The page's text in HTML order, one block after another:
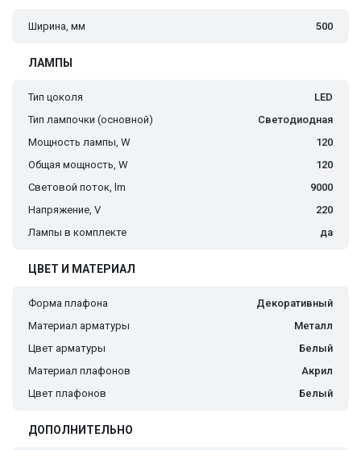
Ширина, мм 500
ЛАМПЫ
Тип цоколя
LED
Тип лампочки (основной)
Светодиодная
Мощность лампы, W
120
Общая мощность, W
120
Световой поток, lm
9000
Напряжение, V
220
Лампы в комплекте
да
ЦВЕТ И МАТЕРИАЛ
Форма плафона
Декоративный
Материал арматуры
Металл
Цвет арматуры
Белый
Материал плафонов
Акрил
Цвет плафонов
Белый
ДОПОЛНИТЕЛЬНО